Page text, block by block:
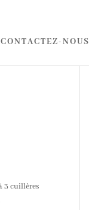
CONTACTEZ-NOUS
3 cuillères